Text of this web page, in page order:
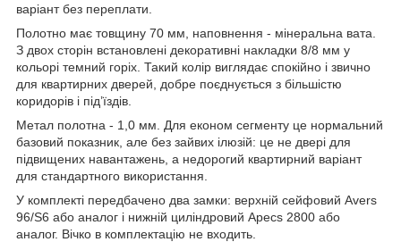
варіант без переплати.
Полотно має товщину 70 мм, наповнення - мінеральна вата.
З двох сторін встановлені декоративні накладки 8/8 мм у
кольорі темний горіх. Такий колір виглядає спокійно і звично
для квартирних дверей, добре поєднується з більшістю
коридорів і під’їздів.
Метал полотна - 1,0 мм. Для економ сегменту це нормальний
базовий показник, але без зайвих ілюзій: це не двері для
підвищених навантажень, а недорогий квартирний варіант
для стандартного використання.
У комплекті передбачено два замки: верхній сейфовий Avers
96/S6 або аналог і нижній циліндровий Apecs 2800 або
аналог. Вічко в комплектацію не входить.